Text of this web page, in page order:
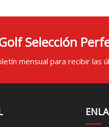
Selección
mensual para recibir las